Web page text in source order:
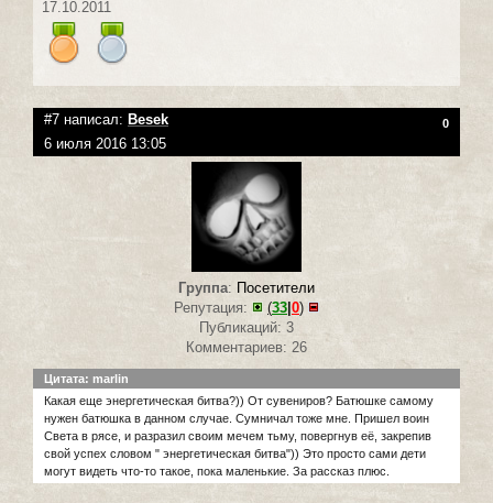
17.10.2011
#7 написал: Besek 0
6 июля 2016 13:05
Группа: Посетители
Репутация:
(33 0)
Публикаций: 3
Комментариев: 26
Цитата: marlin
Какая еще энергетическая битва?)) От сувениров? Батюшке самому
нужен батюшка в данном случае. Сумничал тоже мне. Пришел воин
Света в рясе, и разразил своим мечем тьму, повергнув её, закрепив
свой успех словом " энергетическая битва")) Это просто сами дети
могут видеть что-то такое, пока маленькие. За рассказ плюс.